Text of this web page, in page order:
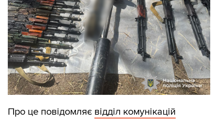
Про це повідомляє відділ комунікацій